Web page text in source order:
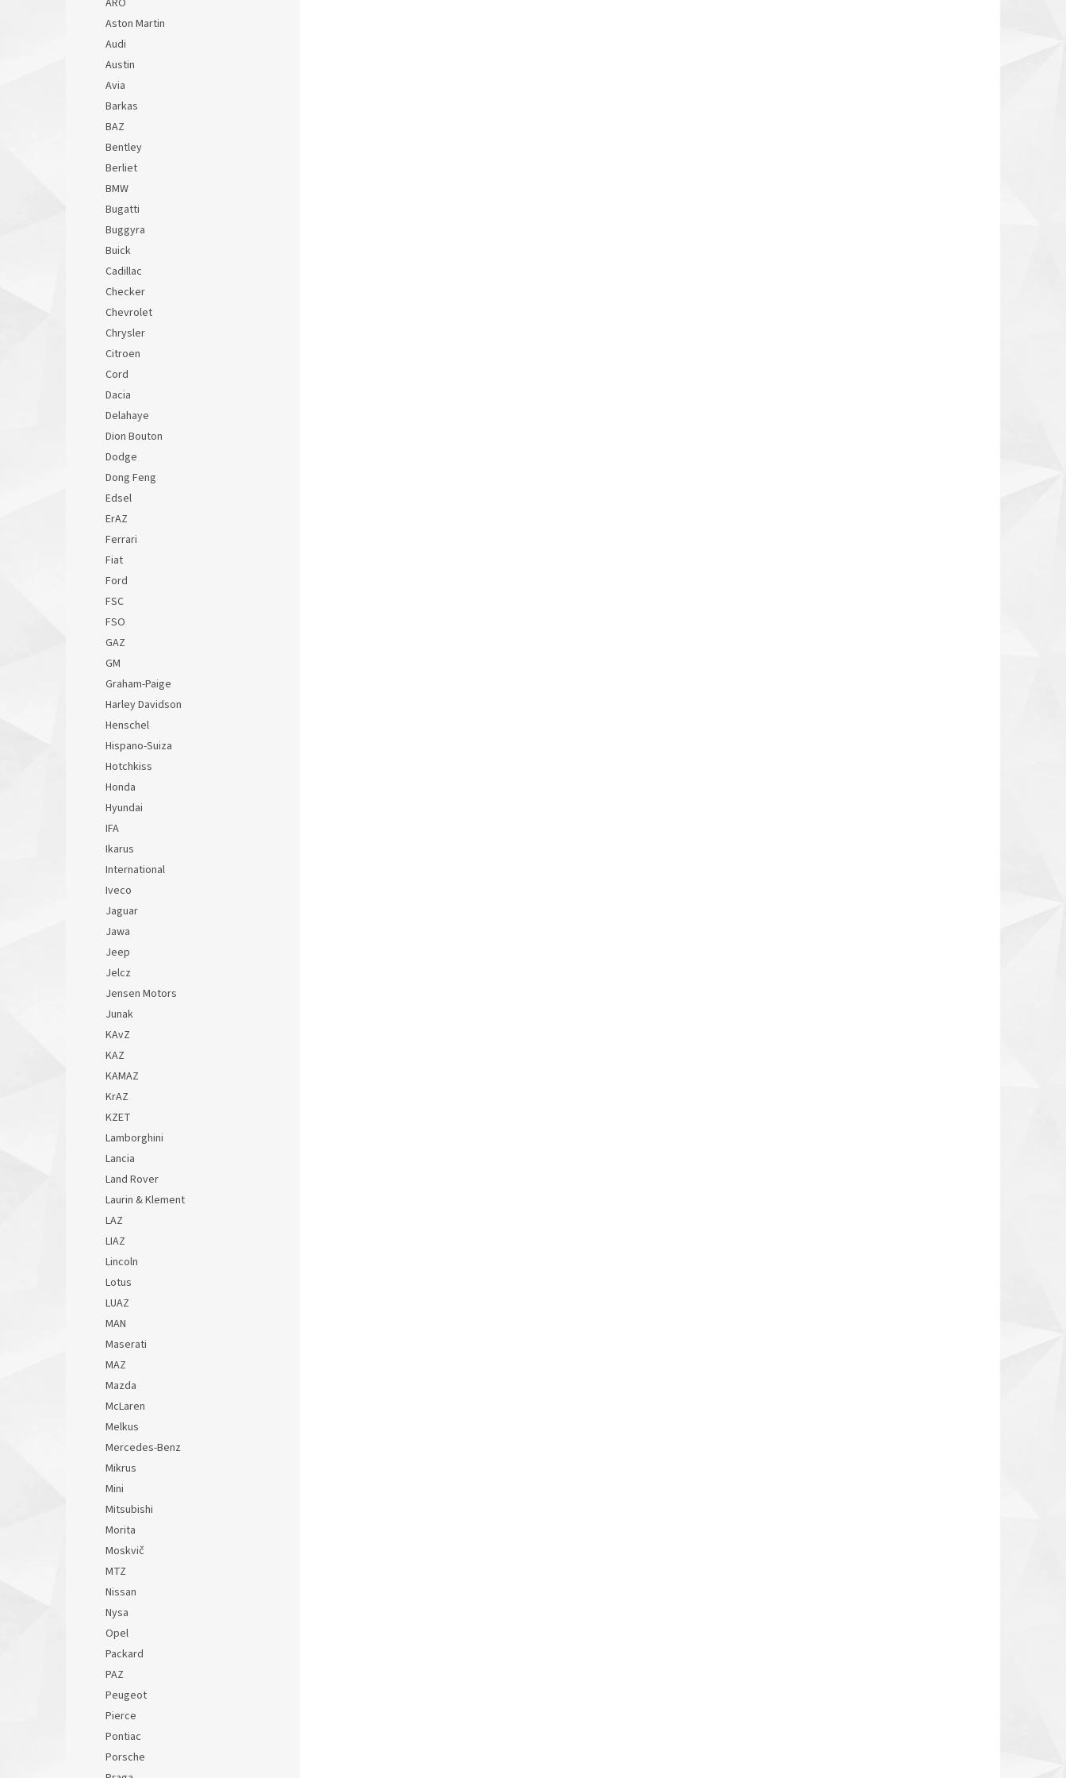
ARO
Aston Martin
Audi
Austin
Avia
Barkas
BAZ
Bentley
Berliet
BMW
Bugatti
Buggyra
Buick
Cadillac
Checker
Chevrolet
Chrysler
Citroen
Cord
Dacia
Delahaye
Dion Bouton
Dodge
Dong Feng
Edsel
ErAZ
Ferrari
Fiat
Ford
FSC
FSO
GAZ
GM
Graham-Paige
Harley Davidson
Henschel
Hispano-Suiza
Hotchkiss
Honda
Hyundai
IFA
Ikarus
International
Iveco
Jaguar
Jawa
Jeep
Jelcz
Jensen Motors
Junak
KAvZ
KAZ
KAMAZ
KrAZ
KZET
Lamborghini
Lancia
Land Rover
Laurin & Klement
LAZ
LIAZ
Lincoln
Lotus
LUAZ
MAN
Maserati
MAZ
Mazda
McLaren
Melkus
Mercedes-Benz
Mikrus
Mini
Mitsubishi
Morita
Moskvič
MTZ
Nissan
Nysa
Opel
Packard
PAZ
Peugeot
Pierce
Pontiac
Porsche